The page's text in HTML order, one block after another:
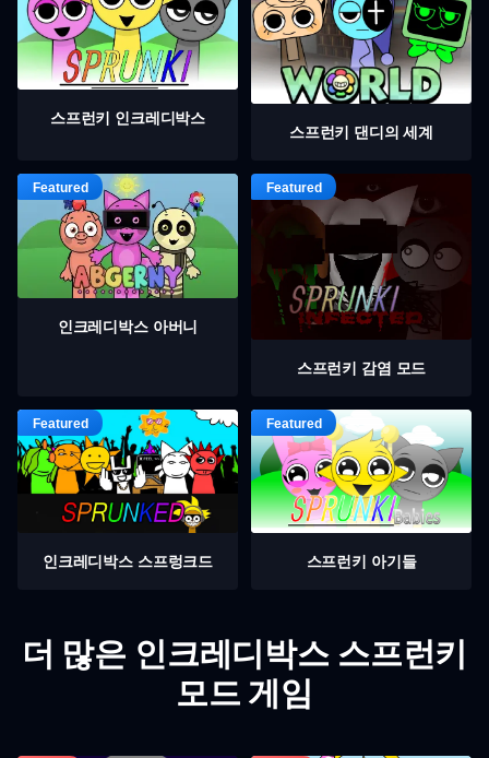
스프런키 인크레디박스
스프런키 댄디의 세계
인크레디박스 아버니
스프런키 감염 모드
인크레디박스 스프렁크드 스프런키 아기들
더 많은 인크레디박스 스프런키
모드 게임